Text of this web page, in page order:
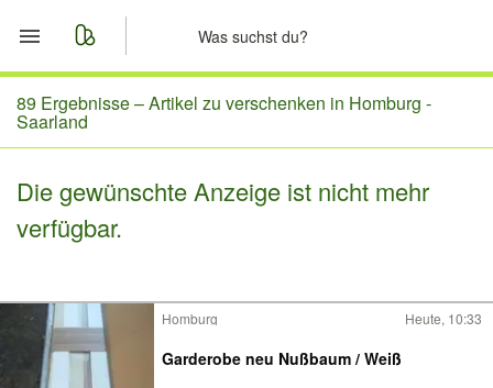
Start
Merkliste
Nachrichten
89 Ergebnisse –Artikel zu verschenken in Homburg -
Saarland
Die gewünschte Anzeige ist nicht mehr
verfügbar.
Homburg Heute, 10:33
Garderobe neu Nußbaum / Weiß